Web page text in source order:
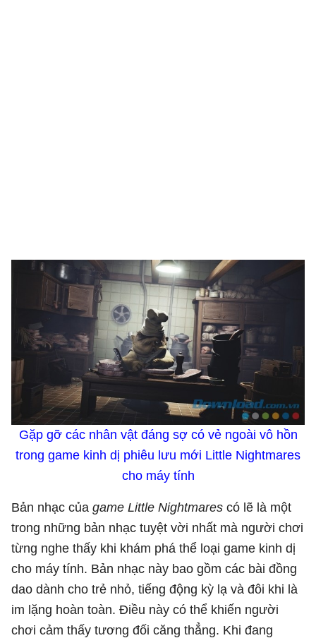
Gặp gỡ các nhân vật đáng sợ có vẻ ngoài vô hồn
trong game kinh dị phiêu lưu mới Little Nightmares
cho máy tính
Bản nhạc của game Little Nightmares có lẽ là một
trong những bản nhạc tuyệt vời nhất mà người chơi
từng nghe thấy khi khám phá thể loại game kinh dị
cho máy tính. Bản nhạc này bao gồm các bài đồng
dao dành cho trẻ nhỏ, tiếng động kỳ lạ và đôi khi là
im lặng hoàn toàn. Điều này có thể khiến người
chơi cảm thấy tương đối căng thẳng. Khi đang